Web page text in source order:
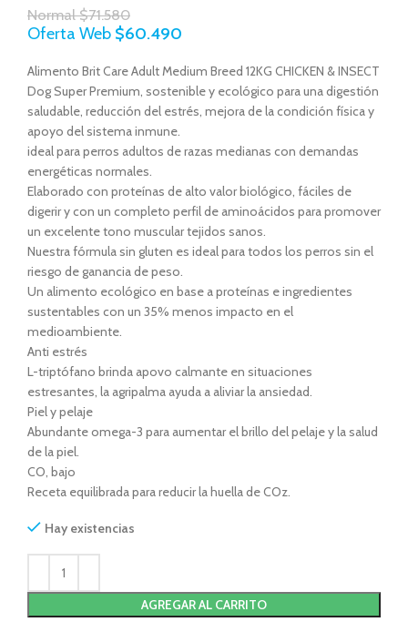
Normal$71.580
Oferta Web $60.490
Alimento Brit Care Adult Medium Breed 12KG CHICKEN & INSECT
Dog Super Premium, sostenible y ecológico para una digestión
saludable, reducción del estrés, mejora de la condición física y
apoyo del sistema inmune.
ideal para perros adultos de razas medianas con demandas
energéticas normales.
Elaborado con proteínas de alto valor biológico, fáciles de
digerir y con un completo perfil de aminoácidos para promover
un excelente tono muscular tejidos sanos.
Nuestra fórmula sin gluten es ideal para todos los perros sin el
riesgo de ganancia de peso.
Un alimento ecológico en base a proteínas e ingredientes
sustentables con un 35% menos impacto en el
medioambiente.
Anti estrés
L-triptófano brinda apovo calmante en situaciones
estresantes, la agripalma ayuda a aliviar la ansiedad.
Piel y pelaje
Abundante omega-3 para aumentar el brillo del pelaje y la salud
de la piel.
CO, bajo
Receta equilibrada para reducir la huella de COz.
Hay existencias
AGREGAR AL CARRITO